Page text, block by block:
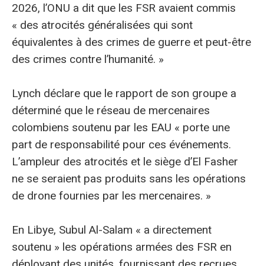
2026, l’ONU a dit que les FSR avaient commis
« des atrocités généralisées qui sont
équivalentes à des crimes de guerre et peut-être
des crimes contre l’humanité. »
Lynch déclare que le rapport de son groupe a
déterminé que le réseau de mercenaires
colombiens soutenu par les EAU « porte une
part de responsabilité pour ces événements.
L’ampleur des atrocités et le siège d’El Fasher
ne se seraient pas produits sans les opérations
de drone fournies par les mercenaires. »
En Libye, Subul Al-Salam « a directement
soutenu » les opérations armées des FSR en